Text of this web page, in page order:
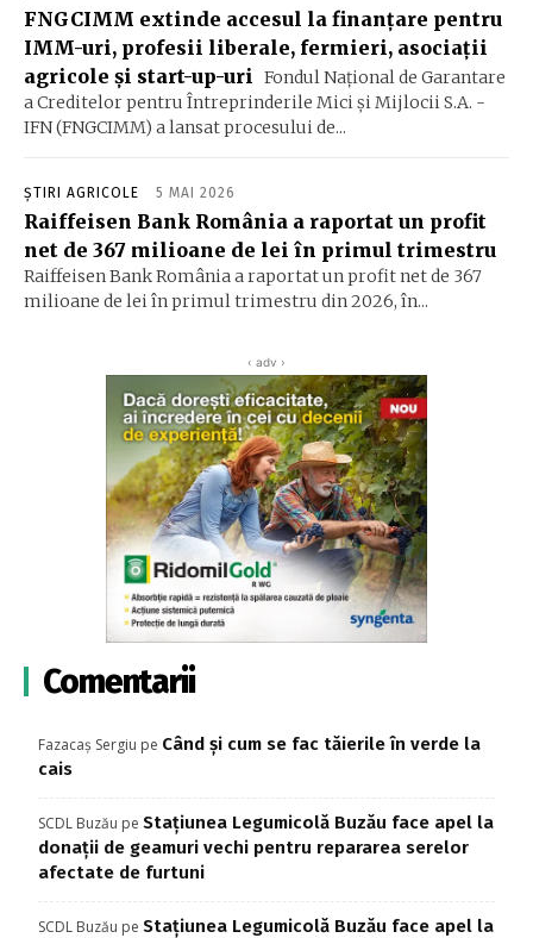
FNGCIMM extinde accesul la finanţare pentru
IMM-uri, profesii liberale, fermieri, asociaţii
agricole şi start-up-uri
Fondul Naţional de Garantare
a Creditelor pentru Întreprinderile Mici şi Mijlocii S.A. -
IFN (FNGCIMM) a lansat procesului de...
ȘTIRI AGRICOLE 5 MAI 2026
Raiffeisen Bank România a raportat un profit
net de 367 milioane de lei în primul trimestru
Raiffeisen Bank România a raportat un profit net de 367
milioane de lei în primul trimestru din 2026, în...
‹ adv ›
Comentarii
Fazacaș Sergiu pe Când și cum se fac tăierile în verde la
cais
SCDL Buzău pe Stațiunea Legumicolă Buzău face apel la
donații de geamuri vechi pentru repararea serelor
afectate de furtuni
SCDL Buzău pe Stațiunea Legumicolă Buzău face apel la